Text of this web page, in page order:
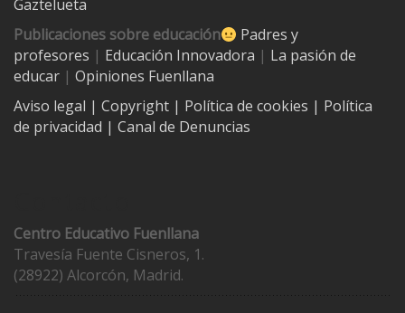
Gaztelueta
Publicaciones sobre educación
Padres y
profesores | Educación Innovadora | La pasión de
educar | Opiniones Fuenllana
Aviso legal | Copyright | Política de cookies | Política
de privacidad | Canal de Denuncias
Centro Educativo Fuenllana
Travesía Fuente Cisneros, 1.
(28922) Alcorcón, Madrid.